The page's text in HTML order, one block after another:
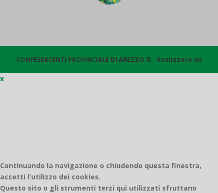
CONFESERCENTI PROVINCIALE DI AREZZO © - Realizzato da
x
Continuando la navigazione o chiudendo questa finestra,
accetti l'utilizzo dei cookies.
Questo sito o gli strumenti terzi qui utilizzati sfruttano